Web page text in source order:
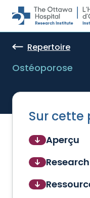
Skip to main
Repertoire
Ostéoporose
Sur cette
Aperçu